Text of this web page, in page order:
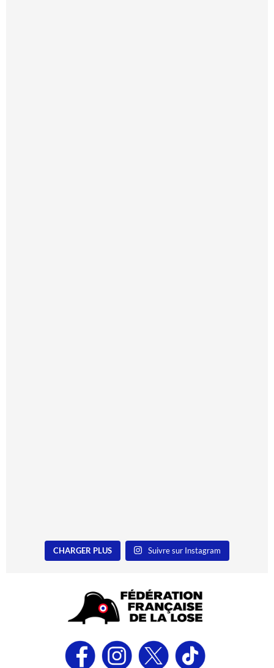
CHARGER PLUS Suivre sur Instagram